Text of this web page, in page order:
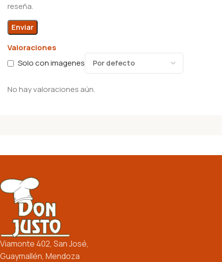
Valoraciones
Solo con imagenes
No hay valoraciones aún.
reseña.
Viamonte 402, San José,
Guaymallén, Mendoza